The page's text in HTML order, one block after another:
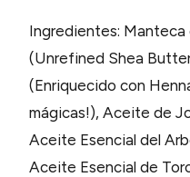
Ingredientes:
(Unrefined Shea
(Enriquecido con
mágicas!), Aceite de
Aceite Esencial del
Aceite Esencial de